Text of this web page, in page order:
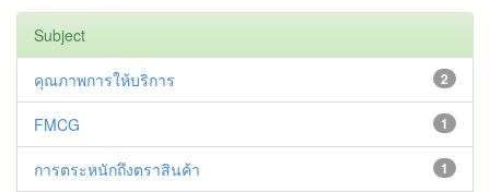
Subject
2
คุณภาพการให้บริการ
1
FMCG
1
การตระหนักถึงตราสินค้า